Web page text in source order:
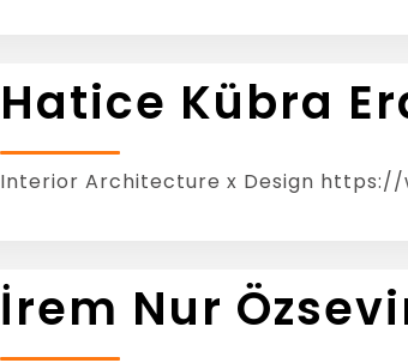
Hatice Kübra
Interior Architecture x Design
İrem Nur